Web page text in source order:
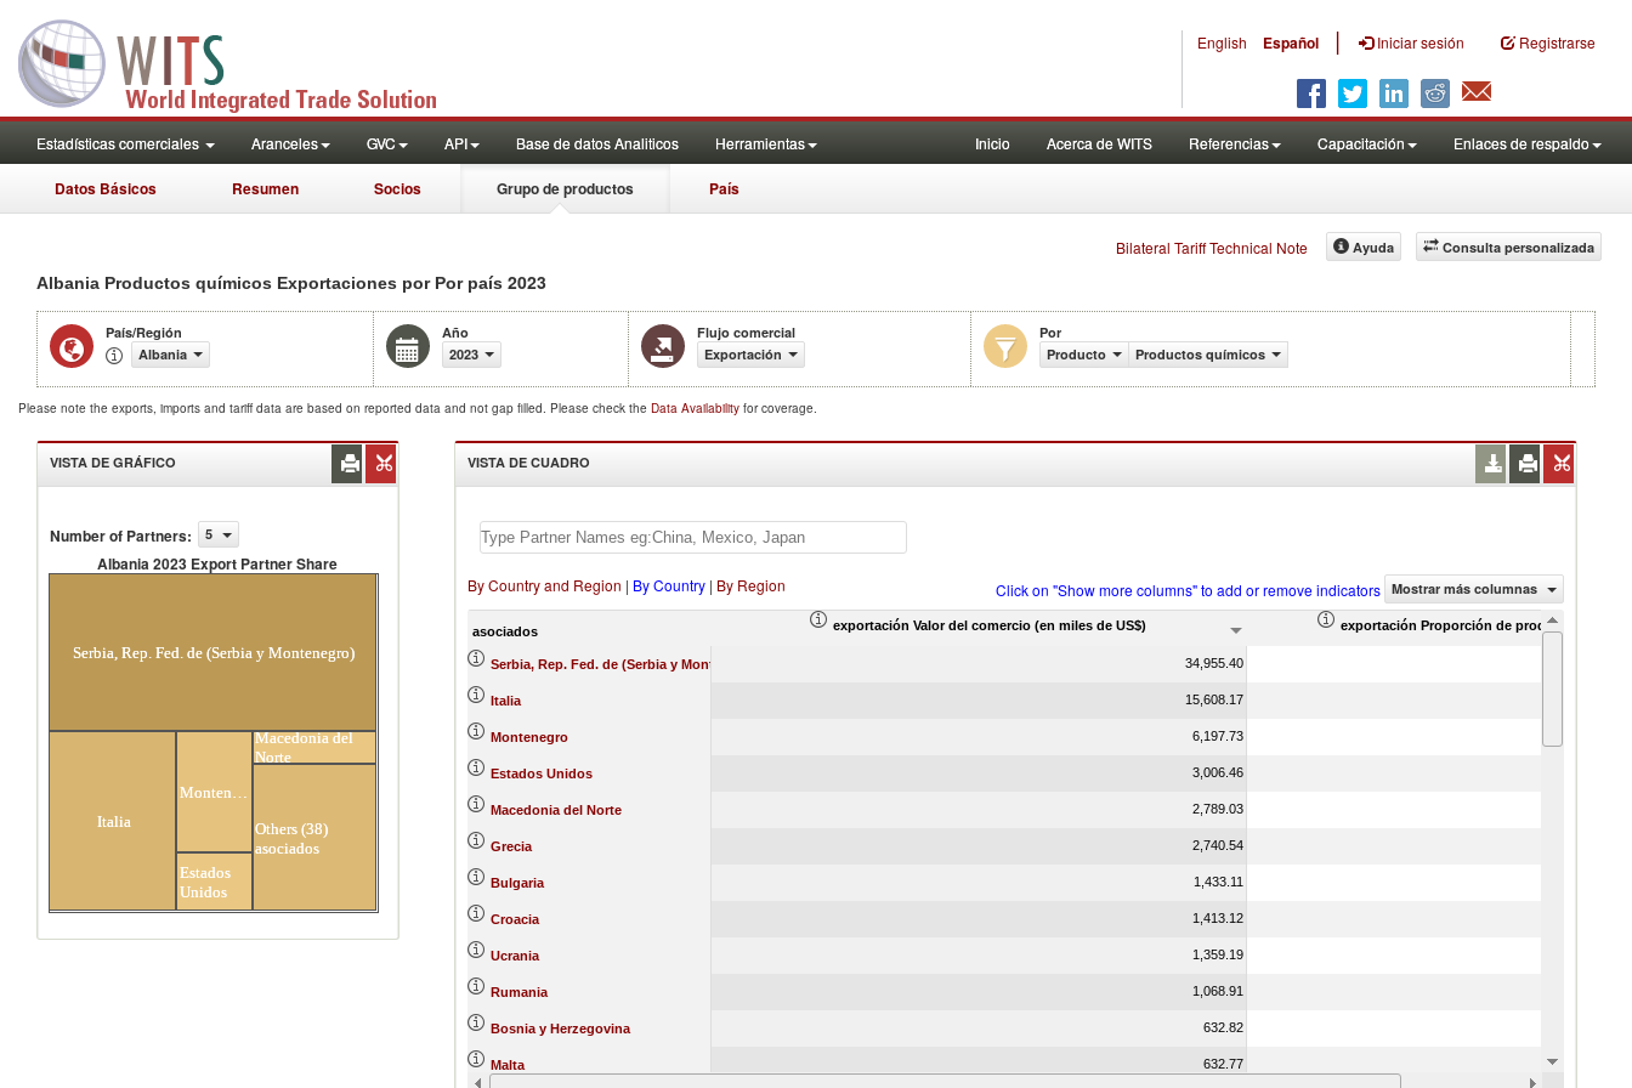
English Español | Iniciar sesión Registrarse
Estadísticas comerciales Aranceles GVC API Base de datos Analiticos Herramientas Inicio Acerca de WITS Referencias Capacitación Enlaces de respaldo
Datos Básicos Resumen Socios Grupo de productos País
Bilateral Tariff Technical Note Consulta personalizada
Ayuda
Albania Productos químicos Exportaciones por Por país 2023
País/Región
Albania
Año
2023
Flujo comercial
Exportación
Por
Producto
Productos químicos
Please note the exports, imports and tariff data are based on reported data and not gap filled. Please check the Data Availability for coverage.
VISTA DE GRÁFICO
Number of Partners: 5
Albania 2023 Export Partner Share
Serbia, Rep. Fed. de (Serbia y Montenegro)
Italia
Estados
Unidos
Macedonia del
Norte
Others (38)
asociados
VISTA DE CUADRO
By Country and Region | By Country| By Region Click on "Show more columns" to add or remove indicators Mostrar más columnas
asociados exportación Valor del comercio (en miles de US$) exportación Proporción de productos (%)
Serbia, Rep. Fed. de (Serbia y Montenegro) 34,955.40
Italia 15,608.17
Montenegro 6,197.73
Estados Unidos 3,006.46
Macedonia del Norte 2,789.03
Grecia 2,740.54
Bulgaria 1,433.11
Croacia 1,413.12
Ucrania 1,359.19
Rumania 1,068.91
Bosnia y Herzegovina 632.82
Malta 632.77